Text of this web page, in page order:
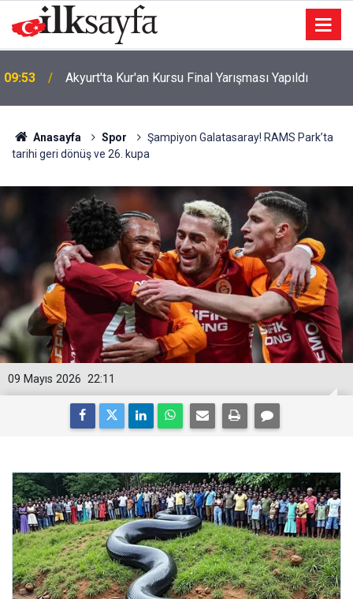
09:53 Akyurt'ta Kur'an Kursu Final Yarışması Yapıldı
Anasayfa Spor
Şampiyon Galatasaray! RAMS Park’ta
tarihi geri dönüş ve 26. kupa
22:11
09 Mayıs 2026